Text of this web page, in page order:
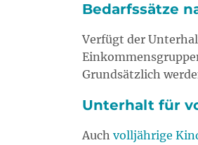
Bedarfssätze
Verfügt der
Grundsätzlich
Unterhalt für
Auch volljährige